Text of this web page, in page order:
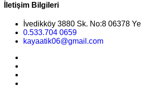
İletişim Bilgileri
İvedikköy 3880 Sk. No:8 06378
0.533.704 0659
kayaatik06@gmail.com